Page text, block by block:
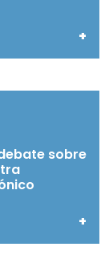
+
sobre
+